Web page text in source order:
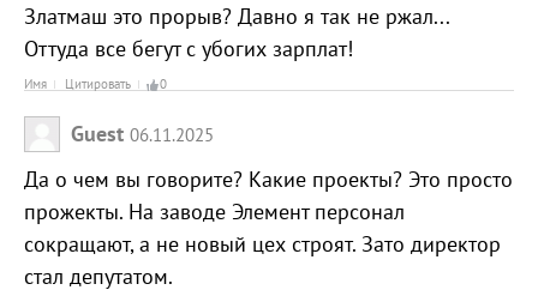
Златмаш это прорыв? Давно я так не ржал...
Оттуда все бегут с убогих зарплат!
Имя Цитировать 0
Guest 06.11.2025
Да о чем вы говорите? Какие проекты? Это просто
прожекты. На заводе Элемент персонал
сокращают, а не новый цех строят. Зато директор
стал депутатом.